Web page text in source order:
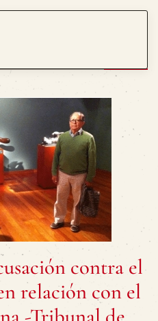
contra el
relación con el